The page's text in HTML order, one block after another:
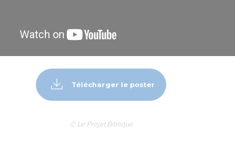
Télécharger le poster
© Le Projet Biblique